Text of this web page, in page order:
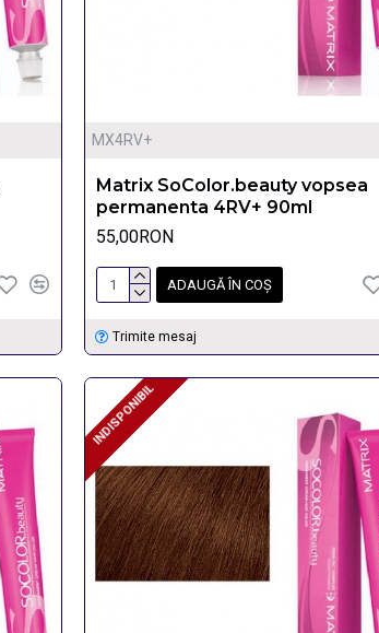
MX4RV+
Matrix SoColor.beauty vopsea
permanenta 4RV+ 90ml
55,00RON
ADAUGĂ ÎN COŞ
Trimite mesaj
INDISPONIBIL
INDISPONIBIL